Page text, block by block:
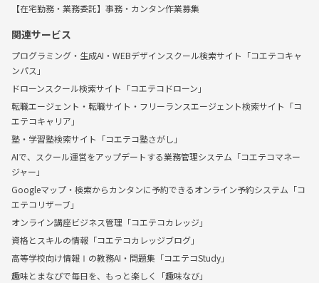
【在宅勤務・業務委託】事務・カンタン作業募集
関連サービス
プログラミング・生成AI・WEBデザインスクール検索サイト「コエテコキャ
ンパス」
ドローンスクール検索サイト「コエテコドローン」
転職エージェント・転職サイト・フリーランスエージェント検索サイト「コ
エテコキャリア」
塾・学習塾検索サイト「コエテコ塾さがし」
AIで、スクール運営をアップデートする業務管理システム「コエテコマネー
ジャー」
Googleマップ・検索からカンタンに予約できるオンライン予約システム「コ
エテコリザーブ」
オンライン講座ビジネス管理「コエテコカレッジ」
資格とスキルの情報「コエテコカレッジブログ」
高等学校向け情報Ⅰの教務AI・問題集「コエテコStudy」
趣味とまなびで毎日を、もっと楽しく「趣味なび」